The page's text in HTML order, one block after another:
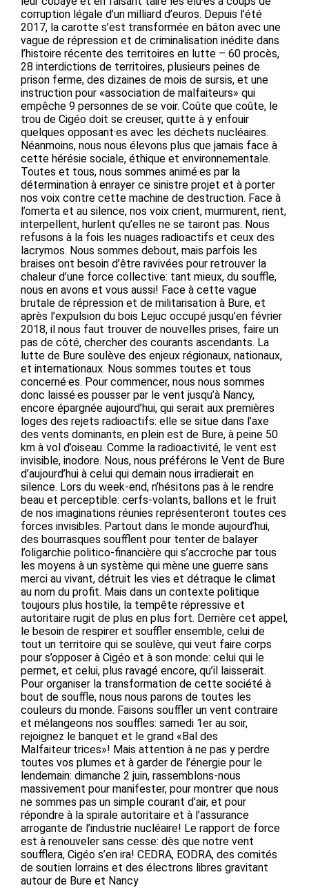
corruption légale d’un milliard d’euros. Depuis l’été
2017, la carotte s’est transformée en bâton avec une
vague de répression et de criminalisation inédite dans
l’histoire récente des territoires en lutte – 60 procès,
28 interdictions de territoires, plusieurs peines de
prison ferme, des dizaines de mois de sursis, et une
instruction pour «association de malfaiteurs» qui
empêche 9 personnes de se voir. Coûte que coûte, le
trou de Cigéo doit se creuser, quitte à y enfouir
quelques opposant·es avec les déchets nucléaires.
Néanmoins, nous nous élevons plus que jamais face à
cette hérésie sociale, éthique et environnementale.
Toutes et tous, nous sommes animé·es par la
détermination à enrayer ce sinistre projet et à porter
nos voix contre cette machine de destruction. Face à
l’omerta et au silence, nos voix crient, murmurent, rient,
interpellent, hurlent qu’elles ne se tairont pas. Nous
refusons à la fois les nuages radioactifs et ceux des
lacrymos. Nous sommes debout, mais parfois les
braises ont besoin d’être ravivées pour retrouver la
chaleur d’une force collective: tant mieux, du souffle,
nous en avons et vous aussi! Face à cette vague
brutale de répression et de militarisation à Bure, et
après l’expulsion du bois Lejuc occupé jusqu’en février
2018, il nous faut trouver de nouvelles prises, faire un
pas de côté, chercher des courants ascendants. La
lutte de Bure soulève des enjeux régionaux, nationaux,
et internationaux. Nous sommes toutes et tous
concerné·es. Pour commencer, nous nous sommes
donc laissé·es pousser par le vent jusqu’à Nancy,
encore épargnée aujourd’hui, qui serait aux premières
loges des rejets radioactifs: elle se situe dans l’axe
des vents dominants, en plein est de Bure, à peine 50
km à vol d’oiseau. Comme la radioactivité, le vent est
invisible, inodore. Nous, nous préférons le Vent de Bure
d’aujourd’hui à celui qui demain nous irradierait en
silence. Lors du week-end, n’hésitons pas à le rendre
beau et perceptible: cerfs-volants, ballons et le fruit
de nos imaginations réunies représenteront toutes ces
forces invisibles. Partout dans le monde aujourd’hui,
des bourrasques soufflent pour tenter de balayer
l’oligarchie politico-financière qui s’accroche par tous
les moyens à un système qui mène une guerre sans
merci au vivant, détruit les vies et détraque le climat
au nom du profit. Mais dans un contexte politique
toujours plus hostile, la tempête répressive et
autoritaire rugit de plus en plus fort. Derrière cet appel,
le besoin de respirer et souffler ensemble, celui de
tout un territoire qui se soulève, qui veut faire corps
pour s’opposer à Cigéo et à son monde: celui qui le
permet, et celui, plus ravagé encore, qu’il laisserait.
Pour organiser la transformation de cette société à
bout de souffle, nous nous parons de toutes les
couleurs du monde. Faisons souffler un vent contraire
et mélangeons nos souffles: samedi 1er au soir,
rejoignez le banquet et le grand «Bal des
Malfaiteur·trices»! Mais attention à ne pas y perdre
toutes vos plumes et à garder de l’énergie pour le
lendemain: dimanche 2 juin, rassemblons-nous
massivement pour manifester, pour montrer que nous
ne sommes pas un simple courant d’air, et pour
répondre à la spirale autoritaire et à l’assurance
arrogante de l’industrie nucléaire! Le rapport de force
est à renouveler sans cesse: dès que notre vent
soufflera, Cigéo s’en ira! CEDRA, EODRA, des comités
de soutien lorrains et des électrons libres gravitant
autour de Bure et Nancy